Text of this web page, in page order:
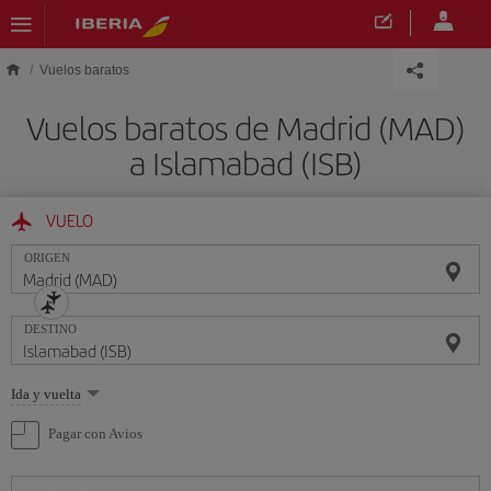
Saltar al contenido principal
Vuelos baratos
Vuelos baratos de Madrid (MAD)
a Islamabad (ISB)
VUELO
ORIGEN
DESTINO
Seleccione
una
opción
Ida y vuelta
Pagar con Avios